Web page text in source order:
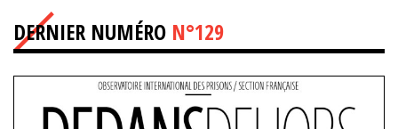
DERNIER NUMÉRO N°129